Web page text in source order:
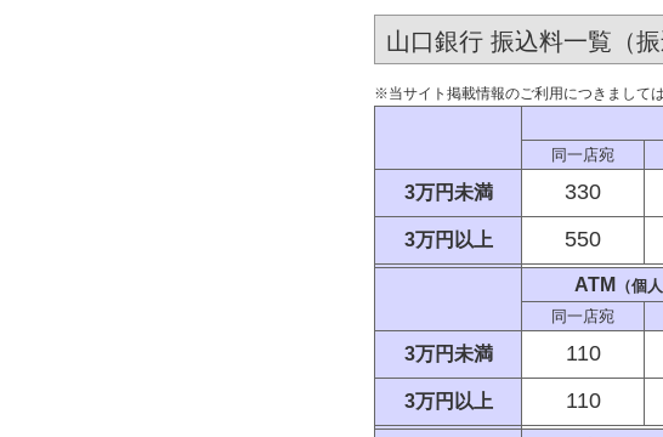
山口銀行 振込料一覧（振
※当サイト掲載情報のご利用につきまして
同一店宛
3万円未満 330
3万円以上 550
ATM （個
同一店宛
3万円未満 110
3万円以上 110